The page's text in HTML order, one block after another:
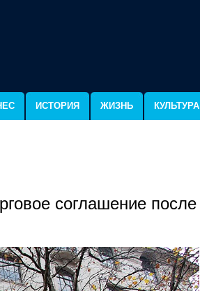
ИСТОРИЯ ЖИЗНЬ КУЛЬТУРА
соглашение после